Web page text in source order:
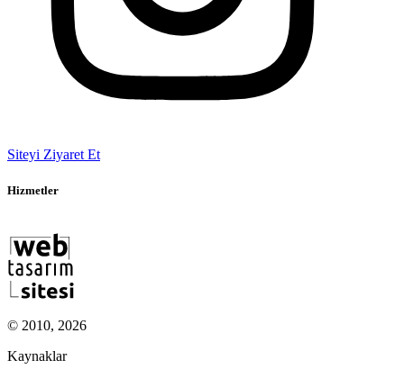
Siteyi Ziyaret Et
Hizmetler
© 2010, 2026
Kaynaklar